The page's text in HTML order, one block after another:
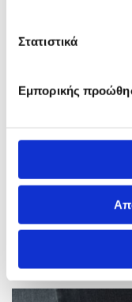
Στατιστικά
Εμπορικής
κατανόηση και
ανθρώπων που
τις διαδικασίες
ειδικό κρεματόριο
Εμπιστευθείτε την
να συζητήσουμε